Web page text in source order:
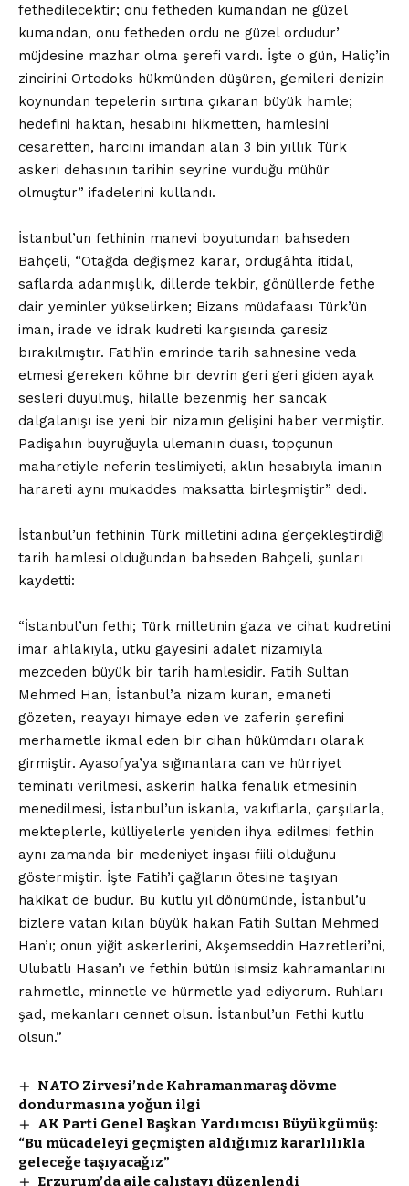
fethedilecektir; onu fetheden kumandan ne güzel
kumandan, onu fetheden ordu ne güzel ordudur’
müjdesine mazhar olma şerefi vardı. İşte o gün, Haliç’in
zincirini Ortodoks hükmünden düşüren, gemileri denizin
koynundan tepelerin sırtına çıkaran büyük hamle;
hedefini haktan, hesabını hikmetten, hamlesini
cesaretten, harcını imandan alan 3 bin yıllık Türk
askeri dehasının tarihin seyrine vurduğu mühür
olmuştur” ifadelerini kullandı.
İstanbul’un fethinin manevi boyutundan bahseden
Bahçeli, “Otağda değişmez karar, ordugâhta itidal,
saflarda adanmışlık, dillerde tekbir, gönüllerde fethe
dair yeminler yükselirken; Bizans müdafaası Türk’ün
iman, irade ve idrak kudreti karşısında çaresiz
bırakılmıştır. Fatih’in emrinde tarih sahnesine veda
etmesi gereken köhne bir devrin geri geri giden ayak
sesleri duyulmuş, hilalle bezenmiş her sancak
dalgalanışı ise yeni bir nizamın gelişini haber vermiştir.
Padişahın buyruğuyla ulemanın duası, topçunun
maharetiyle neferin teslimiyeti, aklın hesabıyla imanın
harareti aynı mukaddes maksatta birleşmiştir” dedi.
İstanbul’un fethinin Türk milletini adına gerçekleştirdiği
tarih hamlesi olduğundan bahseden Bahçeli, şunları
kaydetti:
“İstanbul’un fethi; Türk milletinin gaza ve cihat kudretini
imar ahlakıyla, utku gayesini adalet nizamıyla
mezceden büyük bir tarih hamlesidir. Fatih Sultan
Mehmed Han, İstanbul’a nizam kuran, emaneti
gözeten, reayayı himaye eden ve zaferin şerefini
merhametle ikmal eden bir cihan hükümdarı olarak
girmiştir. Ayasofya’ya sığınanlara can ve hürriyet
teminatı verilmesi, askerin halka fenalık etmesinin
menedilmesi, İstanbul’un iskanla, vakıflarla, çarşılarla,
mekteplerle, külliyelerle yeniden ihya edilmesi fethin
aynı zamanda bir medeniyet inşası fiili olduğunu
göstermiştir. İşte Fatih’i çağların ötesine taşıyan
hakikat de budur. Bu kutlu yıl dönümünde, İstanbul’u
bizlere vatan kılan büyük hakan Fatih Sultan Mehmed
Han’ı; onun yiğit askerlerini, Akşemseddin Hazretleri’ni,
Ulubatlı Hasan’ı ve fethin bütün isimsiz kahramanlarını
rahmetle, minnetle ve hürmetle yad ediyorum. Ruhları
şad, mekanları cennet olsun. İstanbul’un Fethi kutlu
olsun.”
NATO Zirvesi’nde Kahramanmaraş dövme
dondurmasına yoğun ilgi
AK Parti Genel Başkan Yardımcısı Büyükgümüş:
“Bu mücadeleyi geçmişten aldığımız kararlılıkla
geleceğe taşıyacağız”
Erzurum’da aile çalıştayı düzenlendi